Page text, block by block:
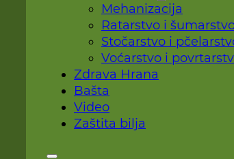
Mehanizacija
Ratarstvo i
Stočarstvo i
Voćarstvo i
Zdrava Hrana
Bašta
Video
Zaštita bilja